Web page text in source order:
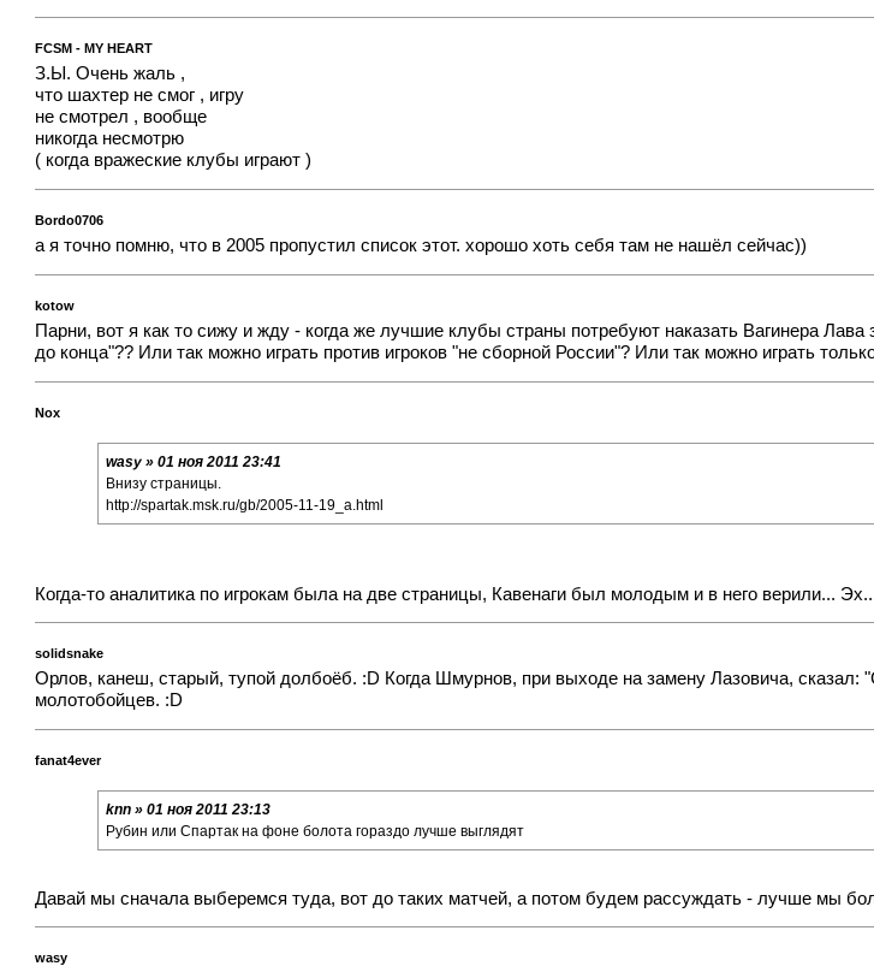
FCSM - MY HEART
З.Ы. Очень жаль ,
что шахтер не смог , игру
не смотрел , вообще
никогда несмотрю
( когда вражеские клубы играют )
Bordo0706
а я точно помню, что в 2005 пропустил список этот. хорошо хоть себя там не нашёл сейчас))
kotow
Парни, вот я как то сижу и жду - когда же лучшие клубы страны потребуют наказать Вагинера
до конца"?? Или так можно играть против игроков "не сборной России"? Или так можно играть
Nox
wasy » 01 ноя 2011 23:41
Внизу страницы.
http://spartak.msk.ru/gb/2005-11-19_a.html
Когда-то аналитика по игрокам была на две страницы, Кавенаги был молодым и в него верили...
solidsnake
Орлов, канеш, старый, тупой долбоёб. :D Когда Шмурнов, при выходе на замену Лазовича,
молотобойцев. :D
fanat4ever
knn » 01 ноя 2011 23:13
Рубин или Спартак на фоне болота гораздо лучше выглядят
Давай мы сначала выберемся туда, вот до таких матчей, а потом будем рассуждать - лучше мы
wasy